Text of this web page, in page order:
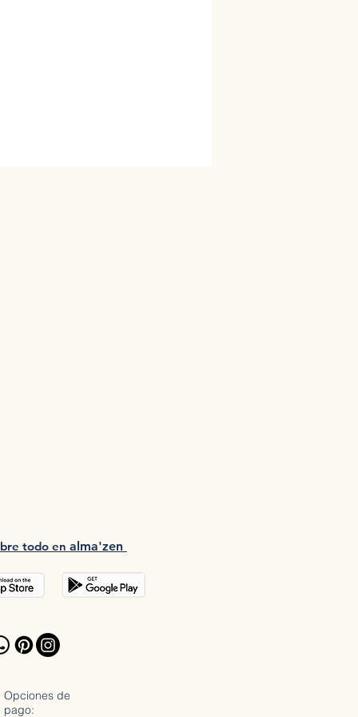
todo en a lma'zen
Opciones de
pago: